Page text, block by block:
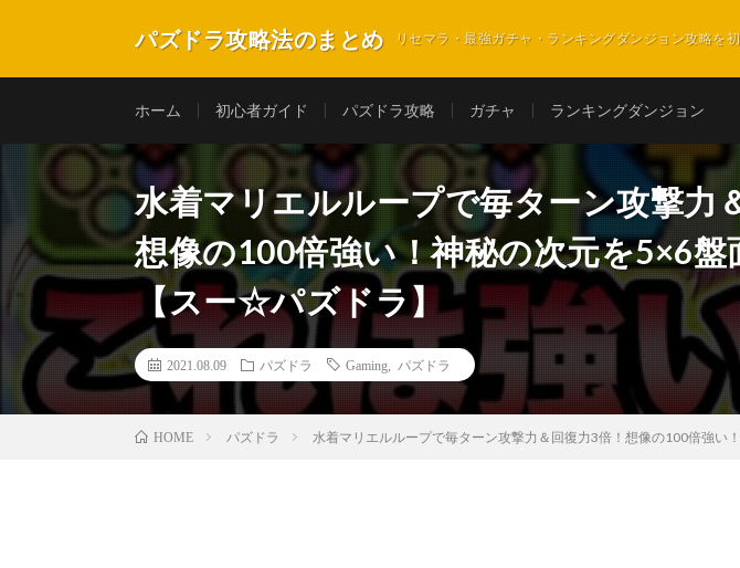
パズドラ攻略法のまとめ リセマラ・最強ガチャ・ランキングダンジョン攻略を
ホーム 初心者ガイド パズドラ攻略 ガチャ ランキングダンジョン
水着マリエルループで毎ターン攻撃力
想像の100倍強い！神秘の次元を5×6盤
【スー☆パズドラ】
2021.08.09 パズドラ Gaming パズドラ
HOME パズドラ 水着マリエルループで毎ターン攻撃力＆回復力3倍！想像の100倍強い